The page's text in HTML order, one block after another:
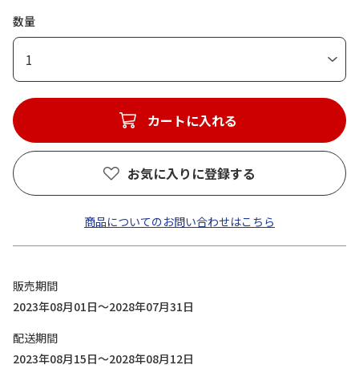
数量
1
カートに入れる
お気に入りに登録する
商品についてのお問い合わせはこちら
販売期間
2023年08月01日～2028年07月31日
配送期間
2023年08月15日～2028年08月12日